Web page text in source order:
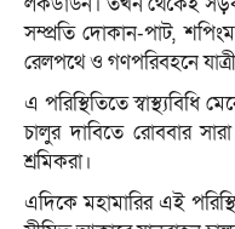
সম্প্রতি দোকান-পাট,
রেলপথে ও গণপরিবহনে
এ পরিস্থিতিতে
চালুর দাবিতে রোববার
শ্রমিকরা।
এদিকে মহামারির এই